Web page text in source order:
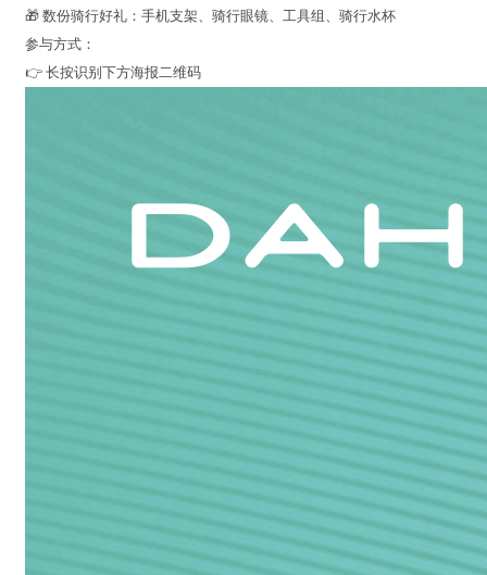
🎁 数份骑行好礼：手机支架、骑行眼镜、工具组、骑行水杯
参与方式：
👉 长按识别下方海报二维码